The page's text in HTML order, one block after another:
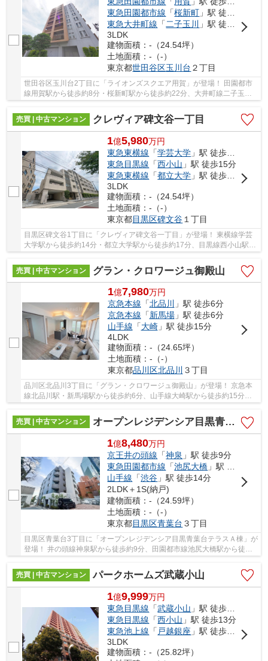
東急田園都市線 「桜新町 」駅 徒歩22分
東急大井町線 「 二子玉川
」駅 徒歩23分
3LDK
建物面積：-（24.54坪）
土地面積：-（-）
東京都世田谷区玉川台 ２丁目
世田谷区玉川台2丁目に「ライオンズスクエア用賀」が登場！ 田園都市
線用賀駅から徒歩約8分・桜新町駅から徒歩約22分、大井町線二子玉川
駅から徒歩約23分。 2路線3駅利用可能な大変便...
売買 | 中古マンション
クレヴィア碑文谷一丁目
1億5,980万円
東急東横線 「学芸大学 」駅 徒歩14分
東急目黒線 「西小山 」駅 徒歩15分
東急東横線 「都立大学 」駅 徒歩17分
3LDK
建物面積：-（24.54坪）
土地面積：-（-）
東京都目黒区碑文谷 １丁目
目黒区碑文谷1丁目に「クレヴィア碑文谷一丁目」が登場！ 東横線学芸
大学駅から徒歩約14分・都立大学駅から徒歩約17分、目黒線西小山駅か
ら徒歩約15分。 2路線3駅利用可能な大変便利な...
売買 | 中古マンション
グラン・クロワージュ御殿山
1億7,980万円
京急本線 「北品川
」駅 徒歩6分
京急本線 「新馬場」駅 徒歩6分
山手線 「大崎」駅 徒歩15分
4LDK
建物面積：-（24.65坪）
土地面積：-（-）
東京都品川区北品川 ３丁目
品川区北品川3丁目に「グラン・クロワージュ御殿山」が登場！ 京急本
線北品川駅・新馬場駅から徒歩約6分、山手線大崎駅から徒歩約15分。 5
売買 | 中古マンション
オープンレジデンシア目黒青葉台テラスＡ棟
1億8,480万円
京王井の頭線 「神泉 」駅 徒歩9分
東急田園都市線 「池尻大橋 」駅 徒歩11分
山手線 「渋谷 」駅 徒歩14分
2LDK＋1S(納戸)
建物面積：-（24.59坪）
土地面積：-（-）
東京都目黒区青葉台 ３丁目
目黒区青葉台3丁目に「オープンレジデンシア目黒青葉台テラスＡ棟」が
登場！ 井の頭線神泉駅から徒歩約9分、田園都市線池尻大橋駅から徒歩
売買 | 中古マンション
パークホームズ武蔵小山
1億9,999万円
東急目黒線 「武蔵小山 」駅 徒歩3分
東急目黒線 「西小山 」駅 徒歩13分
東急池上線 「 戸越銀座 」駅 徒歩14分
3LDK
建物面積：-（25.82坪）